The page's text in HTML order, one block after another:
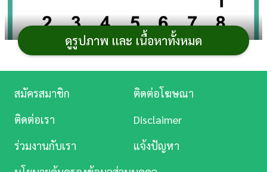
ดูรูปภาพ และ เนื้อหาทั้งหมด
บันเทิง
ดู
Music
สมัครสมาชิก
ติดต่อโฆษณา
ติดต่อเรา
Disclaimer
ร่วมงานกับเรา
แจ้งปัญหา